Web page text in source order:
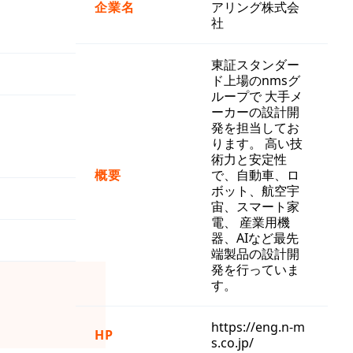
企業名
アリング株式会
社
概要
東証スタンダー
ド上場のnmsグ
ループで 大手メ
ーカーの設計開
発を担当してお
ります。 高い技
術力と安定性
で、自動車、ロ
ボット、航空宇
宙、スマート家
電、 産業用機
器、AIなど最先
端製品の設計開
発を行っていま
す。
HP
https://eng.n-m
s.co.jp/